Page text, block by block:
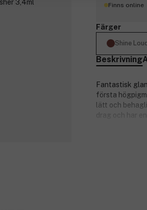
Finns online
Färger
Shine
Beskrivning
Fantastisk
första
lätt och
drag och har
mest
flyter inte ut